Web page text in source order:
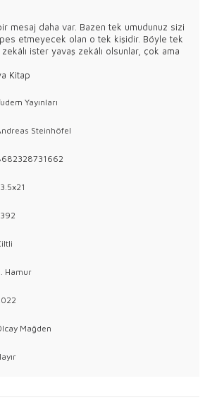
mesaj daha var. Bazen tek umudunuz sizi
etmeyecek olan o tek kişidir. Böyle tek
ister yavaş zekâlı olsunlar, çok ama
Kitap
Yayınları
Steinhöfel
Hamur
Mağden